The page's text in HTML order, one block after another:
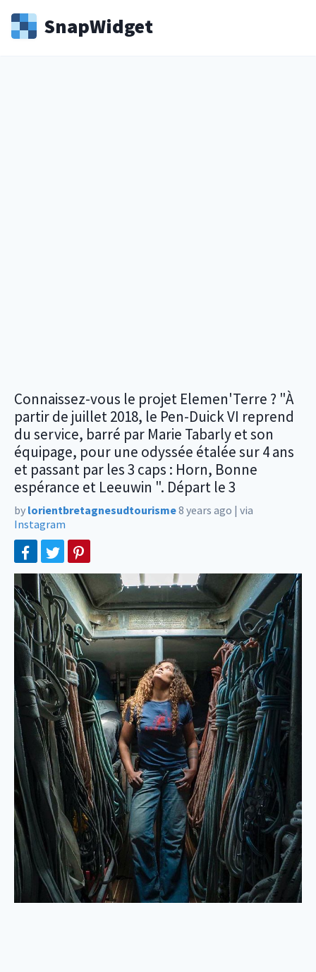
SnapWidget
Connaissez-vous le projet Elemen'Terre ? "À
partir de juillet 2018, le Pen-Duick VI reprend
du service, barré par Marie Tabarly et son
équipage, pour une odyssée étalée sur 4 ans
et passant par les 3 caps : Horn, Bonne
espérance et Leeuwin ". Départ le 3
by lorientbretagnesudtourisme8 years ago | via
Instagram